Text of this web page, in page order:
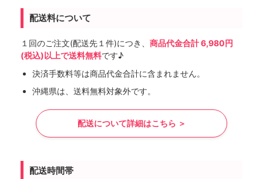
配送料について
１回のご注文(配送先１件)につき、 商品代金合計 6,980円
(税込)以上で送料無料です♪
決済手数料等は商品代金合計に含まれません。
沖縄県は、送料無料対象外です。
配送について詳細はこちら ＞
配送時間帯